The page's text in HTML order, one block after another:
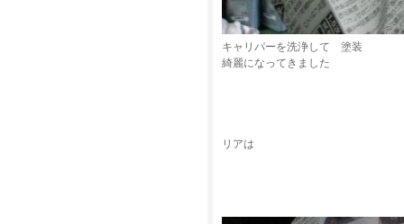
キャリパーを洗浄して 塗装
綺麗になってきました
リアは